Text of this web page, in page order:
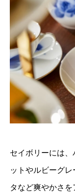
セイボリーには
ットやルビーグ
タなど爽やかさ